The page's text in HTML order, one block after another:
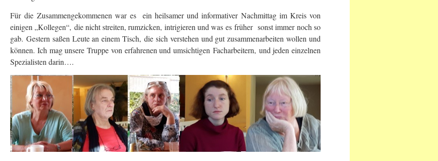
Für die Zusammengekommenen war es ein heilsamer und informativer Nachmittag im Kreis von
einigen „Kollegen“, die nicht streiten, rumzicken, intrigieren und was es früher sonst immer noch so
gab. Gestern saßen Leute an einem Tisch, die sich verstehen und gut zusammenarbeiten wollen und
können. Ich mag unsere Truppe von erfahrenen und umsichtigen Facharbeitern, und jeden einzelnen
Spezialisten darin….